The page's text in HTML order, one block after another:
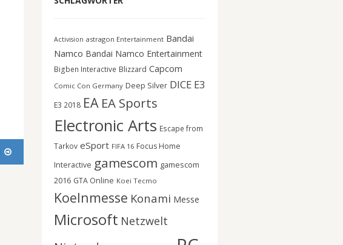
Activision astragon Entertainment Bandai
Namco Bandai Namco Entertainment
Bigben Interactive Blizzard Capcom
Comic Con Germany Deep Silver DICE E3
E3 2018 EA EA Sports
Electronic Arts Escape from
Tarkov eSport FIFA 16 Focus Home
Interactive gamescom gamescom
2016 GTA Online Koei Tecmo
Koelnmesse Konami Messe
Microsoft Netzwelt